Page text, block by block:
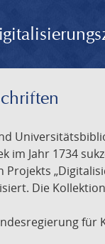
im Jahr 1734
Die
für